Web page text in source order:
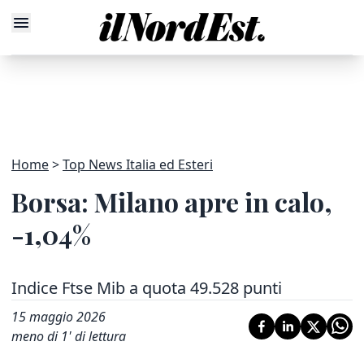
Home Top News Italia ed Esteri
Borsa: Milano apre in calo,
-1,04%
Indice Ftse Mib a quota 49.528 punti
15 maggio 2026
meno di 1' di lettura